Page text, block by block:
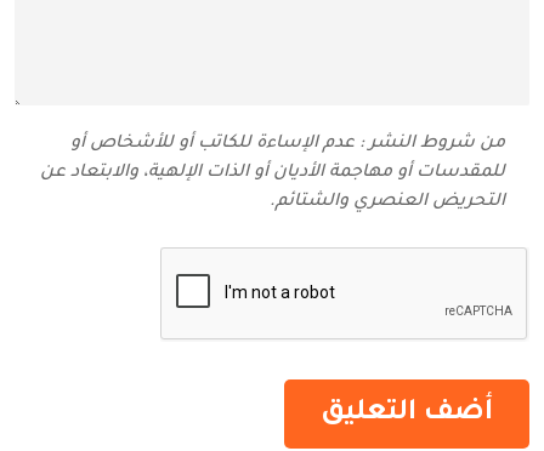
من شروط النشر : عدم الإساءة للكاتب أو للأشخاص أو
للمقدسات أو مهاجمة الأديان أو الذات الإلهية، والابتعاد عن
التحريض العنصري والشتائم‬.